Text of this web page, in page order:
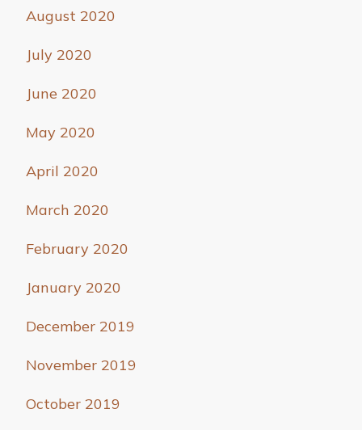
August 2020
July 2020
June 2020
May 2020
April 2020
March 2020
February 2020
January 2020
December 2019
November 2019
October 2019